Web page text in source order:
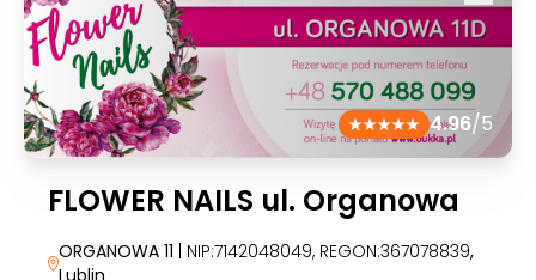
4.96/5
FLOWER NAILS ul. Organowa
ORGANOWA 11 | NIP:7142048049, REGON:367078839,
Lublin